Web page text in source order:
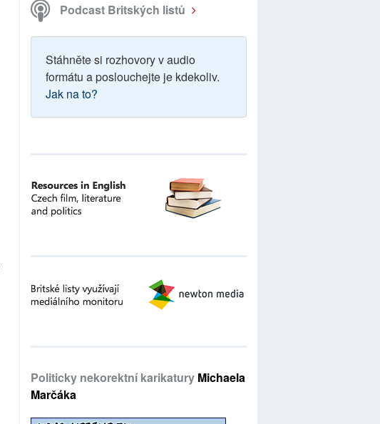
Podcast Britských listů
Stáhněte si rozhovory v audio
formátu a poslouchejte je kdekoliv.
Jak na to?
Politicky nekorektní karikatury Michaela
Marčáka